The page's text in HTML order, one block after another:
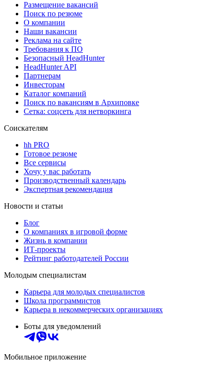
Размещение вакансий
Поиск по резюме
О компании
Наши вакансии
Реклама на сайте
Требования к ПО
Безопасный HeadHunter
HeadHunter API
Партнерам
Инвесторам
Каталог компаний
Поиск по вакансиям в Архиповке
Сетка: соцсеть для нетворкинга
Соискателям
hh PRO
Готовое резюме
Все сервисы
Хочу у вас работать
Производственный календарь
Экспертная рекомендация
Новости и статьи
Блог
О компаниях в игровой форме
Жизнь в компании
ИТ-проекты
Рейтинг работодателей России
Молодым специалистам
Карьера для молодых специалистов
Школа программистов
Карьера в некоммерческих организациях
Боты для уведомлений
Мобильное приложение